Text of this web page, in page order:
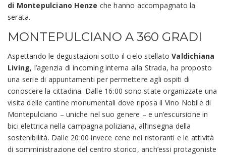
di Montepulciano Henze che hanno accompagnato la
serata.
MONTEPULCIANO A 360 GRADI
Aspettando le degustazioni sotto il cielo stellatoValdichiana
Living, l’agenzia di incoming interna alla Strada, ha proposto
una serie di appuntamenti per permettere agli ospiti di
conoscere la cittadina. Dalle 16:00 sono state organizzate una
visita delle cantine monumentali dove riposa il Vino Nobile di
Montepulciano – uniche nel suo genere – e un’escursione in
bici elettrica nella campagna poliziana, all’insegna della
sostenibilità. Dalle 20:00 invece cene nei ristoranti e le attività
di somministrazione del centro storico, anch’essi protagoniste